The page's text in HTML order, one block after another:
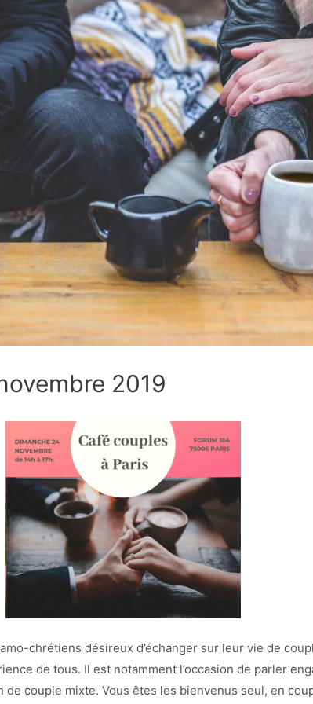
2019
chrétiens désireux d’échanger sur leur vie de
de tous. Il est notamment l’occasion de parler
couple mixte. Vous êtes les bienvenus seul, en